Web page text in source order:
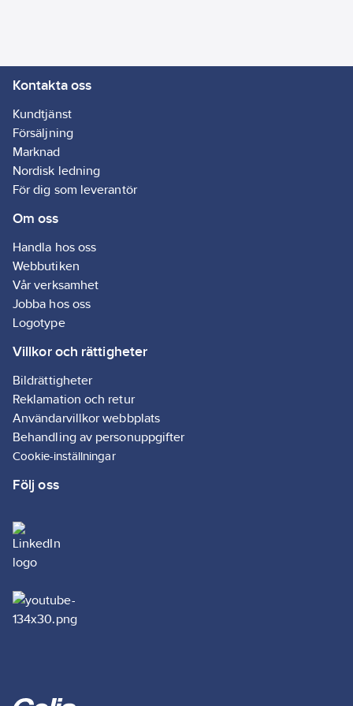
Kontakta oss
Kundtjänst
Försäljning
Marknad
Nordisk ledning
För dig som leverantör
Om oss
Handla hos oss
Webbutiken
Vår verksamhet
Jobba hos oss
Logotype
Villkor och rättigheter
Bildrättigheter
Reklamation och retur
Användarvillkor webbplats
Behandling av personuppgifter
Cookie-inställningar
Följ oss